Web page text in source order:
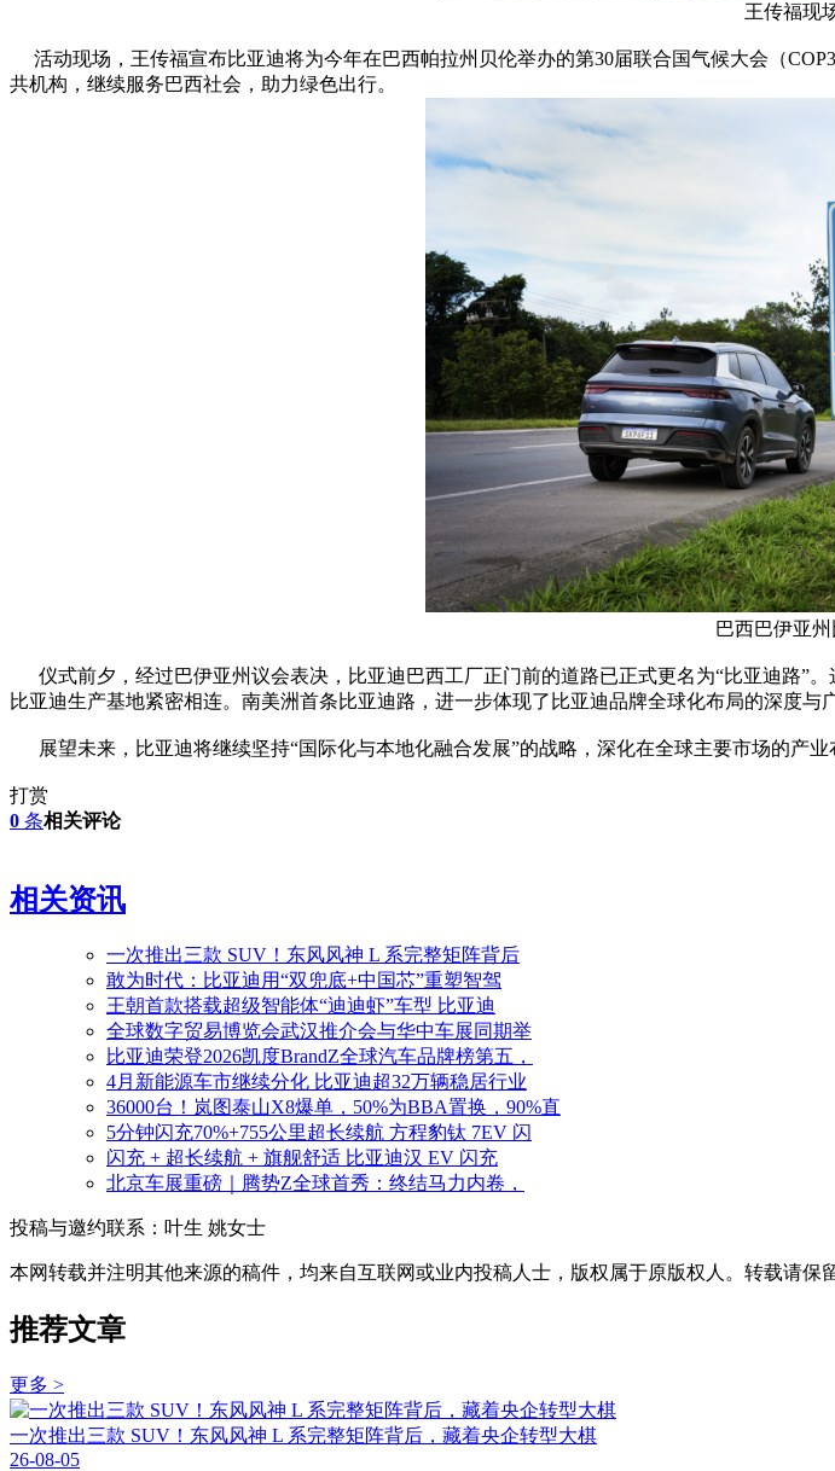
王传福现
活动现场，王传福宣布比亚迪将为今年在巴西帕拉州贝伦举办的第30届联合国气候大会（
共机构，继续服务巴西社会，助力绿色出行。
巴西巴伊亚
仪式前夕，经过巴伊亚州议会表决，比亚迪巴西工厂正门前的道路已正式更名为“比亚迪路”
比亚迪生产基地紧密相连。南美洲首条比亚迪路，进一步体现了比亚迪品牌全球化布局的深度与
展望未来，比亚迪将继续坚持“国际化与本地化融合发展”的战略，深化在全球主要市场的产
打赏
0 条相关评论
相关资讯
一次推出三款 SUV！东风风神 L 系完整矩阵背后
敢为时代：比亚迪用“双兜底+中国芯”重塑智驾
王朝首款搭载超级智能体“迪迪虾”车型 比亚迪
全球数字贸易博览会武汉推介会与华中车展同期举
比亚迪荣登2026凯度BrandZ全球汽车品牌榜第五，
4月新能源车市继续分化 比亚迪超32万辆稳居行业
36000台！岚图泰山X8爆单，50%为BBA置换，90%直
5分钟闪充70%+755公里超长续航 方程豹钛 7EV 闪
闪充 + 超长续航 + 旗舰舒适 比亚迪汉 EV 闪充
北京车展重磅｜腾势Z全球首秀：终结马力内卷，
投稿与邀约联系：叶生 姚女士
本网转载并注明其他来源的稿件，均来自互联网或业内投稿人士，版权属于原版权人。转载请保
推荐文章
更多 >
一次推出三款 SUV！东风风神 L 系完整矩阵背后，藏着央企转型大棋
26-08-05